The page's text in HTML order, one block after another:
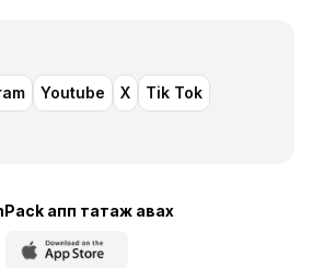
Youtube X
Tik Tok
апп татаж авaх